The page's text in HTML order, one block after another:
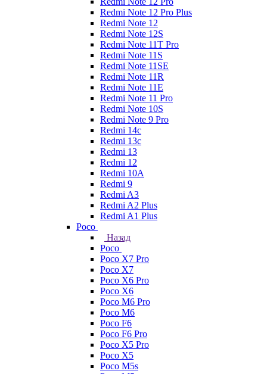
Redmi Note 12 Pro Plus
Redmi Note 12
Redmi Note 12S
Redmi Note 11T Pro
Redmi Note 11S
Redmi Note 11SE
Redmi Note 11R
Redmi Note 11E
Redmi Note 11 Pro
Redmi Note 10S
Redmi Note 9 Pro
Redmi 14c
Redmi 13c
Redmi 13
Redmi 12
Redmi 10A
Redmi 9
Redmi A3
Redmi A2 Plus
Redmi A1 Plus
Poco
Назад
Poco
Poco X7 Pro
Poco X7
Poco X6 Pro
Poco X6
Poco M6 Pro
Poco M6
Poco F6
Poco F6 Pro
Poco X5 Pro
Poco X5
Poco M5s